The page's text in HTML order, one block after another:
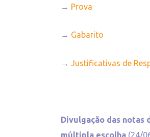
→ Prova
→ Gabarito
→ Justificativas de
Divulgação das notas
múltipla escolha (24/